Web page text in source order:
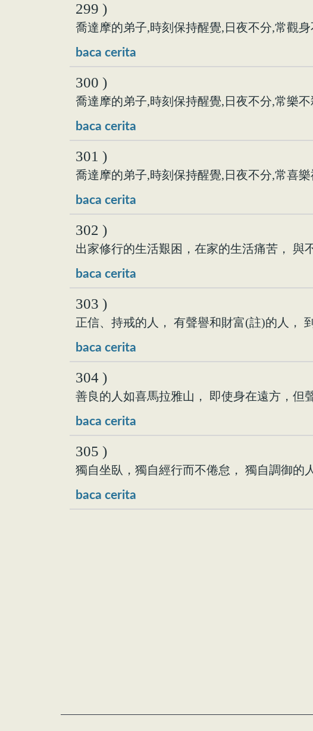
299 )
喬達摩的弟子,時刻保持醒覺,日夜不分,常觀身
baca cerita
300 )
喬達摩的弟子,時刻保持醒覺,日夜不分,常樂不
baca cerita
301 )
喬達摩的弟子,時刻保持醒覺,日夜不分,常喜樂
baca cerita
302 )
出家修行的生活艱困，在家的生活痛苦， 與
baca cerita
303 )
正信、持戒的人， 有聲譽和財富(註)的人，
baca cerita
304 )
善良的人如喜馬拉雅山， 即使身在遠方，但
baca cerita
305 )
獨自坐臥，獨自經行而不倦怠， 獨自調御的
baca cerita